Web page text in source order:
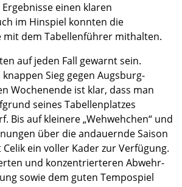
einen klaren
im Hinspiel konnten die
mit dem Tabellenführer mithalten.
auf jeden Fall gewarnt sein.
Sieg gegen Augsburg-
Wochenende ist klar, dass man
seines Tabellenplatzes
Bis auf kleinere „Wehwehchen“ und
über die andauernde Saison
ein voller Kader zur Verfügung.
und konzentrierteren Abwehr-
sowie dem guten Tempospiel